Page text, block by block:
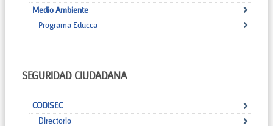
Medio Ambiente
Programa Educca
SEGURIDAD CIUDADANA
CODISEC
Directorio